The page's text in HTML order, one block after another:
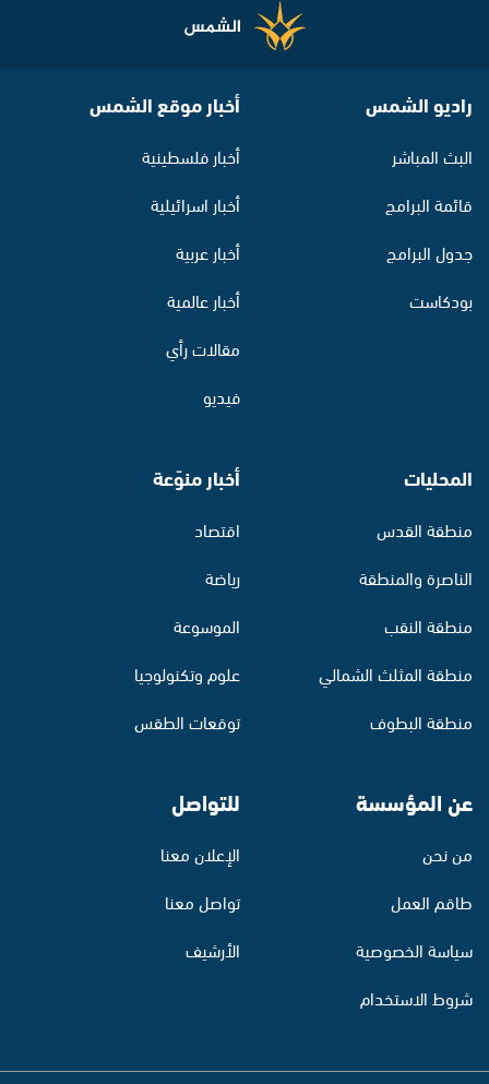
راديو الشمس
البث المباشر
قائمة البرامج
جدول البرامج
بودكاست
أخبار موقع الشمس
أخبار فلسطينية
أخبار اسرائيلية
أخبار عربية
أخبار عالمية
مقالات رأي
فيديو
المحليات
منطقة القدس
الناصرة والمنطقة
منطقة النقب
منطقة المثلث الشمالي
منطقة البطوف
أخبار منوّعة
اقتصاد
رياضة
الموسوعة
علوم وتكنولوجيا
توقعات الطقس
عن المؤسسة
من نحن
طاقم العمل
سياسة الخصوصية
شروط الاستخدام
للتواصل
الإعلان معنا
تواصل معنا
الأرشيف